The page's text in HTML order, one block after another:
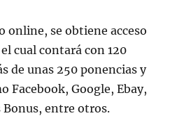
online, se obtiene acceso
cual contará con 120
de unas 250 ponencias y
Facebook, Google, Ebay,
Bonus, entre otros.